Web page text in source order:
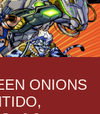
ONIONS